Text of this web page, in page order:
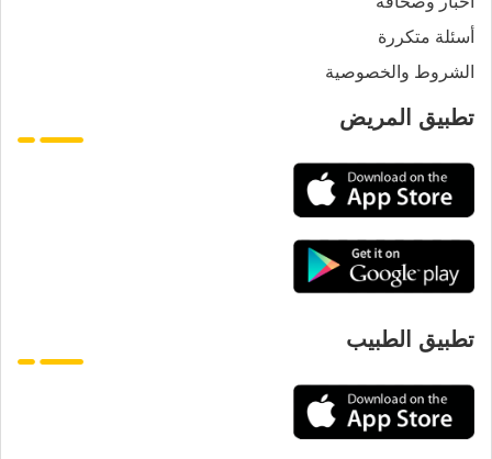
أسئلة متكررة
الشروط والخصوصية
تطبيق المريض
تطبيق الطبيب